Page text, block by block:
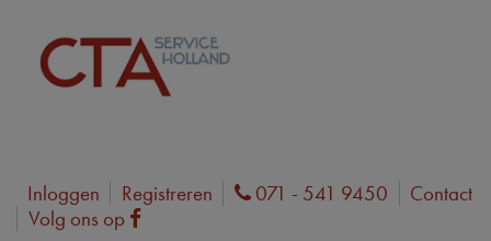
Inloggen Registreren Phone
071 - 541 9450
Contact
Volg ons op
Facebook